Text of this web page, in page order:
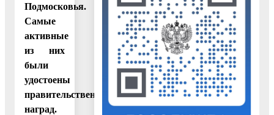
Подмосковья.
Самые
активные
из них
были
удостоены
правительственных
наград.